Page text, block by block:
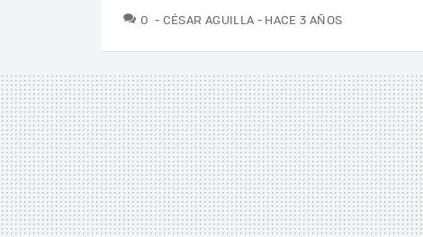
0 COMENTARIOS
CÉSAR AGUILLA HACE 3 AÑOS